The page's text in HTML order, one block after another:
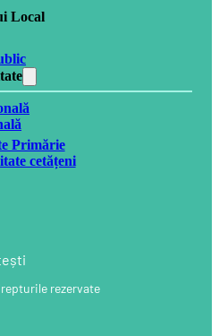
Local
rezervate
Primărie
cetățeni